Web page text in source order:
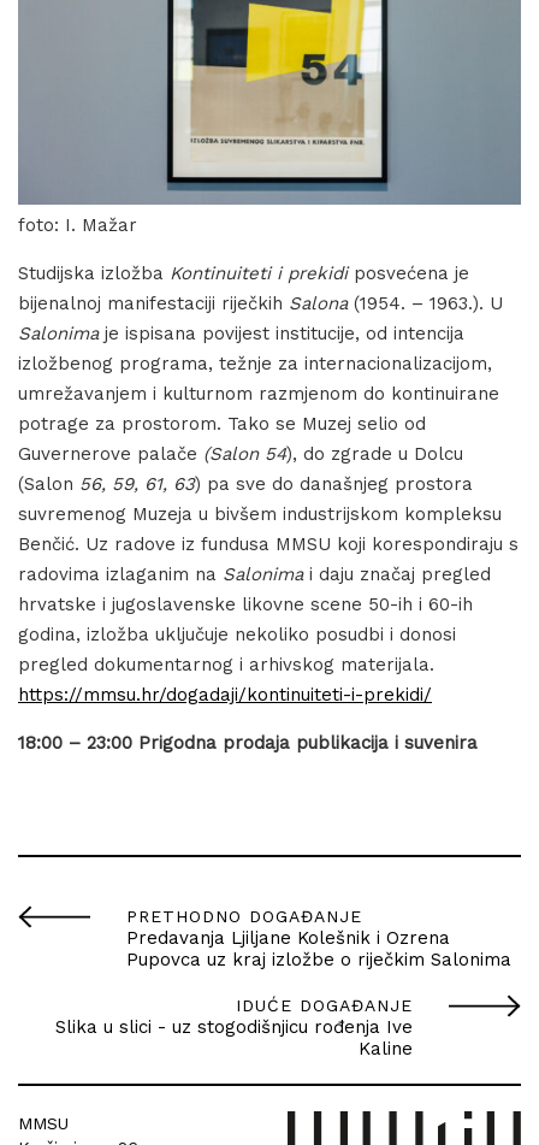
foto: I. Mažar
Studijska izložba Kontinuiteti i prekidiposvećena je
bijenalnoj manifestaciji riječkih Salona(1954. – 1963.). U
Salonimaje ispisana povijest institucije, od intencija
izložbenog programa, težnje za internacionalizacijom,
umrežavanjem i kulturnom razmjenom do kontinuirane
potrage za prostorom. Tako se Muzej selio od
Guvernerove palače (Salon 54), do zgrade u Dolcu
(Salon 56, 59, 61, 63) pa sve do današnjeg prostora
suvremenog Muzeja u bivšem industrijskom kompleksu
Benčić. Uz radove iz fundusa MMSU koji korespondiraju s
radovima izlaganim na Salonimai daju značaj pregled
hrvatske i jugoslavenske likovne scene 50-ih i 60-ih
godina, izložba uključuje nekoliko posudbi i donosi
pregled dokumentarnog i arhivskog materijala.
https://mmsu.hr/dogadaji/kontinuiteti-i-prekidi/
18:00 – 23:00 Prigodna prodaja publikacija i suvenira
PRETHODNO DOGAĐANJE
Predavanja Ljiljane Kolešnik i Ozrena
Pupovca uz kraj izložbe o riječkim Salonima
IDUĆE DOGAĐANJE
Slika u slici - uz stogodišnjicu rođenja Ive
Kaline
MMSU